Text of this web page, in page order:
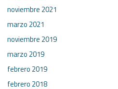
noviembre 2021
marzo 2021
noviembre 2019
marzo 2019
febrero 2019
febrero 2018